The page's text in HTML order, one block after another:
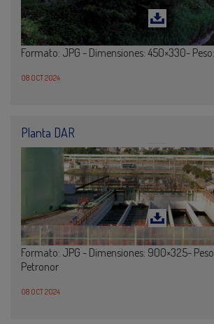
Formato: JPG - Dimensiones: 450×330-
08 OCT 2024
Planta DAR
Formato: JPG - Dimensiones: 900×325-
Petronor
08 OCT 2024